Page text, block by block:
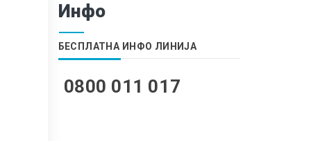
Инфо
БЕСПЛАТНА ИНФО ЛИНИЈА
0800 011 017